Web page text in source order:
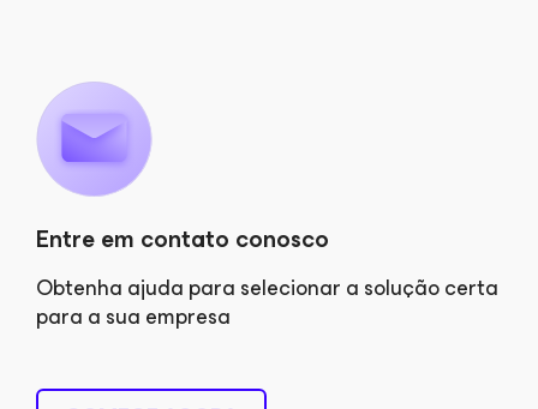
Entre em contato conosco
Obtenha ajuda para selecionar a solução certa
para a sua empresa